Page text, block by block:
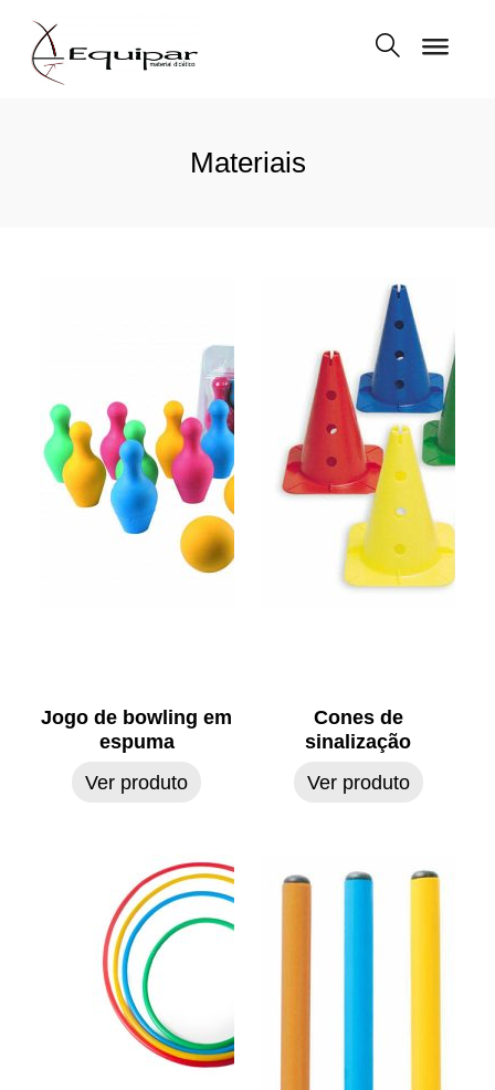
Materiais
Jogo de bowling em
espuma
Ver produto
Cones de
sinalização
Ver produto